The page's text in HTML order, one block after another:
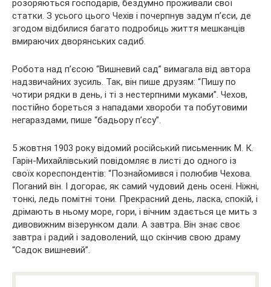
розоряються господарів, бездумно проживали свої
статки. З усього цього Чехів і почерпнув задум п’єси, де
згодом відбилися багато подробиць життя мешканців
вмираючих дворянських садиб.
Робота над п’єсою “Вишневий сад” вимагала від автора
надзвичайних зусиль. Так, він пише друзям: “Пишу по
чотири рядки в день, і ті з нестерпними муками”. Чехов,
постійно бореться з нападами хвороби та побутовими
негараздами, пише “бадьору п’єсу”.
5 жовтня 1903 року відомий російський письменник М. К.
Гарін-Михайлівський повідомляє в листі до одного із
своїх кореспондентів: “Познайомився і полюбив Чехова.
Поганий він. І догорає, як самий чудовий день осені. Ніжні,
тонкі, ледь помітні тони. Прекрасний день, ласка, спокій, і
дрімають в ньому море, гори, і вічним здається це мить з
дивовижним візерунком дали. А завтра. Він знає своє
завтра і радий і задоволений, що скінчив свою драму
“Садок вишневий”.